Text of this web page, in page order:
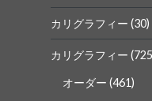
カリグラフィー (30)
カリグラフィー
オーダー (461)